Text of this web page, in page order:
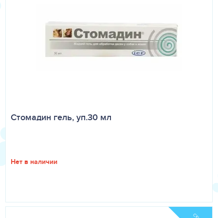
комплексной терапии воспалительных заболеваний
ротовой полости, в том числе стоматитов, гингивитов,
пиореи и периодонтита.
дней, в зависимости от индивидуальных особенностей
организма и характера течения заболевания.
индивидуальной чувствительности к компонентам
прекратить.
Стомадин гель, уп.30 мл
Нет в наличии